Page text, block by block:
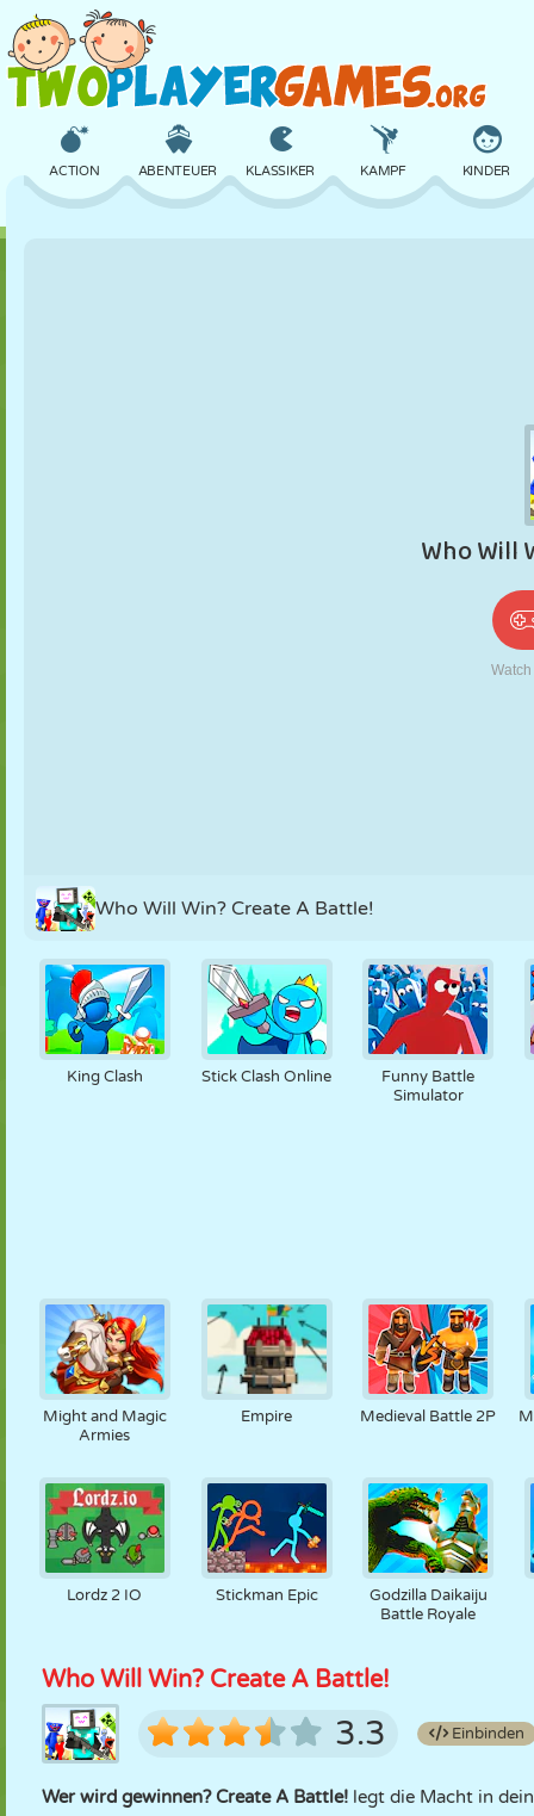
ACTION ABENTEUER KLASSIKER KAMPF KINDER
ROBOTER
Who Will Win? Create A Battle!
King Clash Stick Clash Online
Funny Battle
Simulator
Might and Magic
Armies
Empire Medieval Battle 2P
Lordz 2 IO Stickman Epic
Godzilla Daikaiju
Battle Royale
Who Will Win? Create A Battle!
3.3 Einbinden
Wer wird gewinnen? Create A Battle! legt die Macht in